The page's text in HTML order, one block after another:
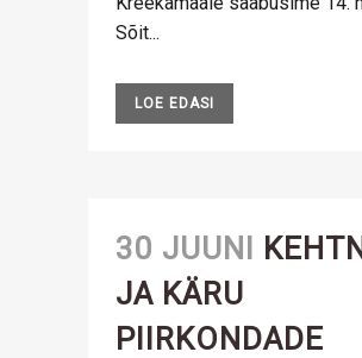
Sõit...
LOE EDASI
30 JUUNI
JA KÄRU
PIIRKONDADE